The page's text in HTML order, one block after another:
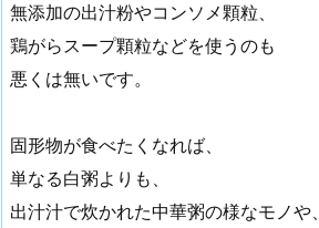
無添加の出汁粉やコンソメ顆粒、
鶏がらスープ顆粒などを使うのも
悪くは無いです。
固形物が食べたくなれば、
単なる白粥よりも、
出汁汁で炊かれた中華粥の様なモノや、